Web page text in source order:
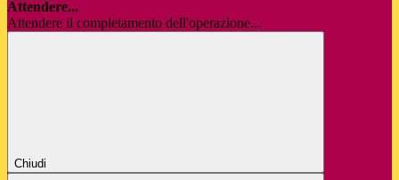
Attendere...
Attendere il completamento dell'operazione...
Chiudi